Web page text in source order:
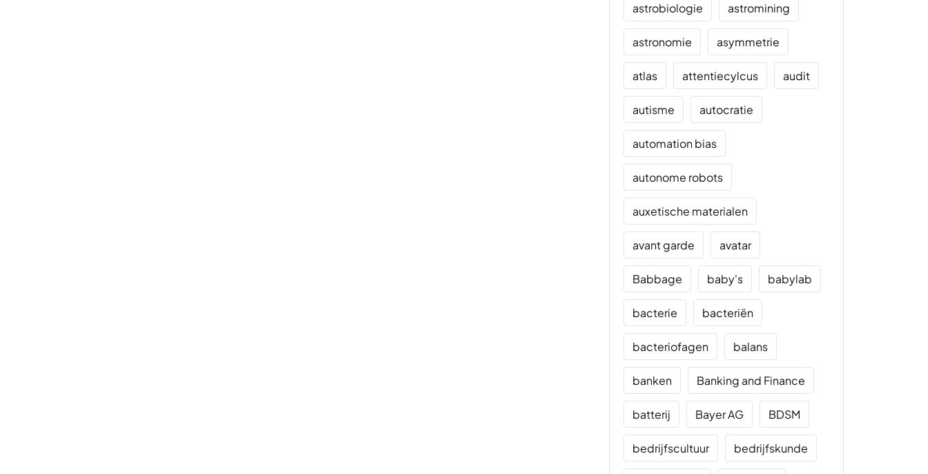
astrobiologie astromining
astronomie asymmetrie
atlas attentiecylcus audit
autisme autocratie
automation bias
autonome robots
auxetische materialen
avant garde avatar
Babbage baby's babylab
bacterie bacteriën
bacteriofagen balans
banken Banking and Finance
batterij Bayer AG BDSM
bedrijfscultuur bedrijfskunde